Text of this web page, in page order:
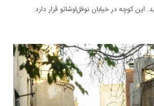
کوچه در خیابان نوفل‌اوشاتو قرار دارد.